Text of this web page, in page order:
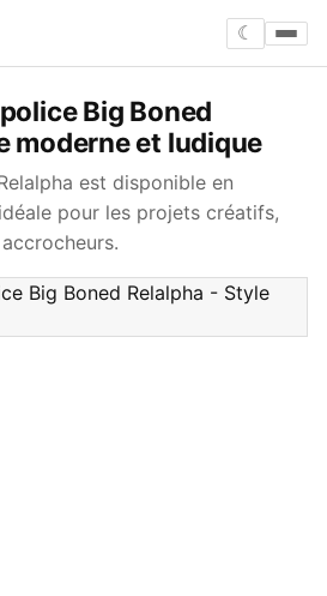
☾
Big Boned
moderne et ludique
est disponible en
pour les projets créatifs,